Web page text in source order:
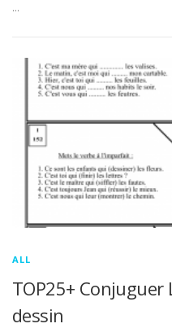
…
ALL
TOP25+ Conjuguer
dessin